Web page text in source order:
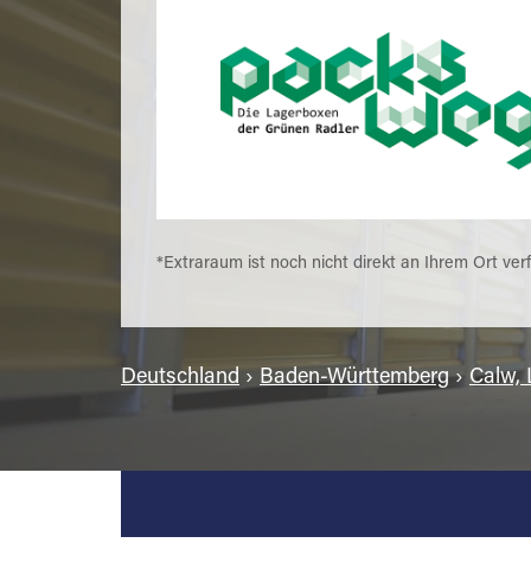
*Extraraum ist noch nicht direkt an Ihrem Ort
Deutschland › Baden-Württemberg› Calw,